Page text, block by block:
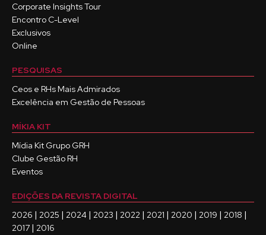
Corporate Insights Tour
Encontro C-Level
Exclusivos
Online
PESQUISAS
Ceos e RHs Mais Admirados
Excelência em Gestão de Pessoas
MÍKIA KIT
Mídia Kit Grupo GRH
Clube Gestão RH
Eventos
EDIÇÕES DA REVISTA DIGITAL
2026 | 2025 | 2024 | 2023 | 2022 | 2021 | 2020 | 2019 | 2018 |
2017 | 2016